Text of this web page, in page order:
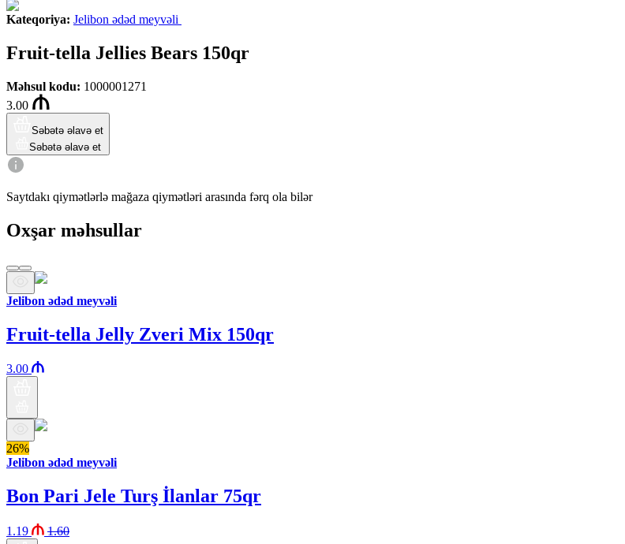
Kateqoriya: Jelibon ədəd meyvəli
Fruit-tella Jellies Bears 150qr
Məhsul kodu: 1000001271
3.00
Səbətə əlavə et
Səbətə əlavə et
Saytdakı qiymətlərlə mağaza qiymətləri arasında fərq ola bilər
Oxşar məhsullar
Jelibon ədəd meyvəli
Fruit-tella Jelly Zveri Mix 150qr
3.00
26%
Jelibon ədəd meyvəli
Bon Pari Jele Turş İlanlar 75qr
1.19 1.60